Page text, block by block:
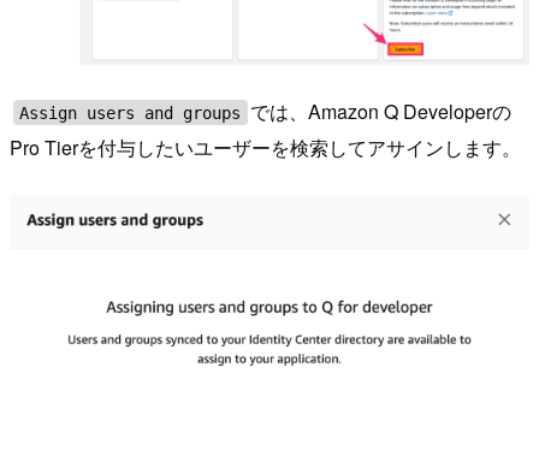
Assign users and groups
では、Amazon Q Developerの
Pro Tierを付与したいユーザーを検索してアサインします。